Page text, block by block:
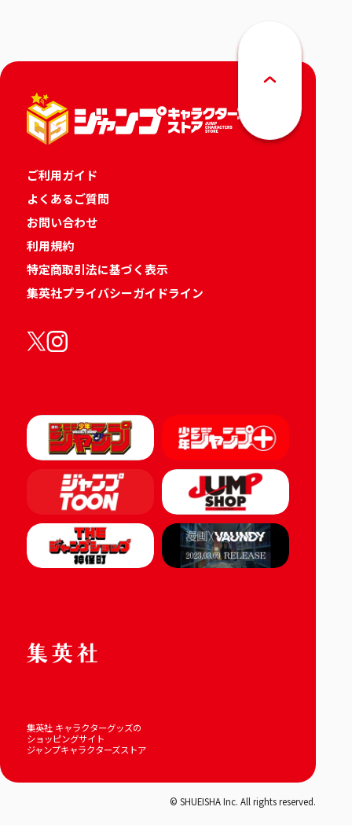
ご利用ガイド
よくあるご質問
お問い合わせ
利用規約
特定商取引法に基づく表示
集英社プライバシーガイドライン
集英社 キャラクターグッズの
ショッピングサイト
ジャンプキャラクターズストア
© SHUEISHA Inc. All rights reserved.